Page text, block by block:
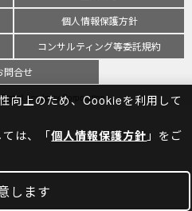
個人情報保護方針
コンサルティング等委託規約
問合せ
Academy Corporation
向上のため、Cookieを利⽤して
は、「個人情報保護方針 」をご
します